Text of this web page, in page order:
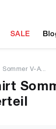
SALE
V-A...